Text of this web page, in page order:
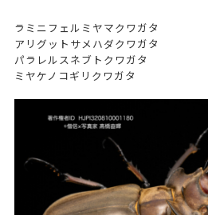
ラミニフェルミヤマクワガタ
アリグットサメハダクワガタ
パラレルスネブトクワガタ
ミヤケノコギリクワガタ